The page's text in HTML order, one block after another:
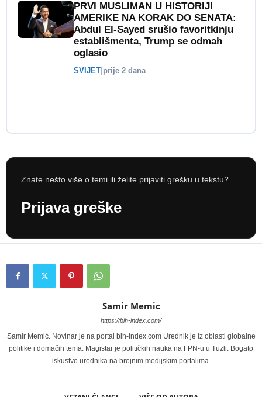
PRVI MUSLIMAN U HISTORIJI
AMERIKE NA KORAK DO SENATA:
Abdul El-Sayed srušio favoritkinju
establišmenta, Trump se odmah
oglasio
SVIJET prije 2 dana
Znate nešto više o temi ili želite prijaviti grešku u tekstu?
Prijava greške
Samir Memic
https://bih-index.com/
Samir Memić. Novinar je na portal bih-index.com Urednik je iz oblasti globalne
politike i domačih tema. Magistar je političkih nauka na FPN-u u Tuzli. Bogato
iskustvo urednika na brojnim medijskim portalima.